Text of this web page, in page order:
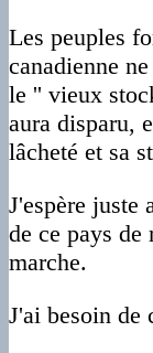
Les peuples
canadienne
le '' vieux
aura disparu,
lâcheté et sa
J'espère juste
de ce pays de
marche.
J'ai besoin de